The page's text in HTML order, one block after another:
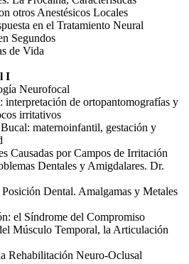
otros Anestésicos Locales
en el Tratamiento Neural
Segundos
de Vida
I
Neurofocal
de ortopantomografías y
irritativos
maternoinfantil, gestación y
Causadas por Campos de Irritación
Dentales y Amigdalares. Dr.
Dental. Amalgamas y Metales
el Síndrome del Compromiso
Músculo Temporal, la Articulación
Rehabilitación Neuro-Oclusal